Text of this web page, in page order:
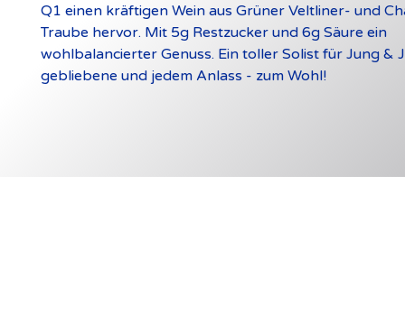
Q1 einen kräftigen Wein aus Grüner Veltliner- und
Traube hervor. Mit 5g Restzucker und 6g Säure ein
wohlbalancierter Genuss. Ein toller Solist für Jung &
gebliebene und jedem Anlass - zum Wohl!